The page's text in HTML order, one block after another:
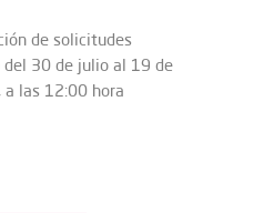
de solicitudes
del 30 de julio al 19 de
las 12:00 hora